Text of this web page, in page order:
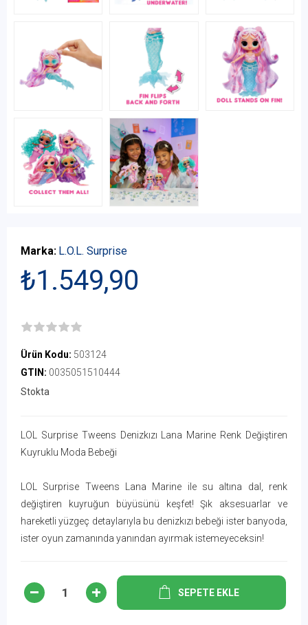
Marka: L.O.L. Surprise
₺1.549,90
Ürün Kodu: 503124
GTIN: 0035051510444
Stokta
LOL Surprise Tweens Denizkızı Lana Marine Renk Değiştiren
Kuyruklu Moda Bebeği
LOL Surprise Tweens Lana Marine ile su altına dal, renk
değiştiren kuyruğun büyüsünü keşfet! Şık aksesuarlar ve
hareketli yüzgeç detaylarıyla bu denizkızı bebeği ister banyoda,
ister oyun zamanında yanından ayırmak istemeyeceksin!
SEPETE EKLE